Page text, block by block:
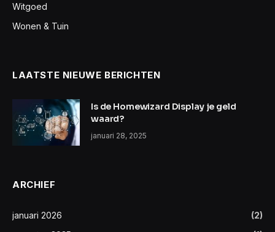
Witgoed
Wonen & Tuin
LAATSTE NIEUWE BERICHTEN
Is de Homewizard Display je geld
waard?
januari 28, 2025
ARCHIEF
januari 2026
(2)